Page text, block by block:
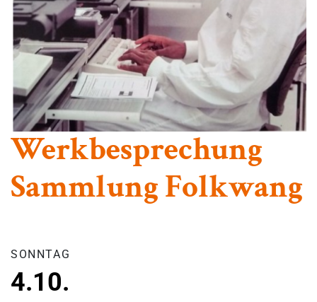
Werkbesprechung
Sammlung Folkwang
SONNTAG
4.10.